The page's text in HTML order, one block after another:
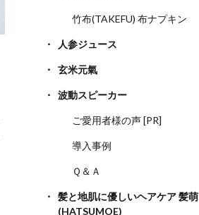
竹布(TAKEFU) 布ナプキン
人参ジュース
玄米元氣
波動スピーカー
ご愛用者様の声 [PR]
導入事例
Ｑ＆Ａ
髪と地肌に優しいヘアケア 髪萌
(HATSUMOE)